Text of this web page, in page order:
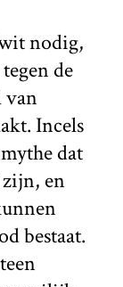
nodig,
de
van
Incels
dat
en
bestaat.